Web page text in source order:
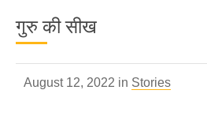
गुरु की सीख
August 12, 2022 in Stories